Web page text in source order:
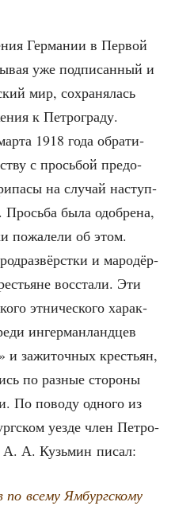
Гер­ма­нии в Пер­вой
уже под­пи­сан­ный и
мир, сохра­ня­лась
к Пет­ро­гра­ду.
1918 года обра­ти­
с прось­бой предо­
на слу­чай наступ­
Прось­ба была одоб­ре­на,
пожа­ле­ли об этом.
и маро­дёр­
вос­ста­ли. Эти
этни­че­ско­го харак­
ингер­ман­ланд­цев
и зажи­точ­ных кре­стьян,
по раз­ные сто­ро­ны
По пово­ду одно­го из
уез­де член Пет­ро­
А. А. Кузь­мин писал:
по все­му Ямбург­ско­му